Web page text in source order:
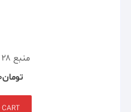
منبع ۲۸ لیتری آریا
تومان